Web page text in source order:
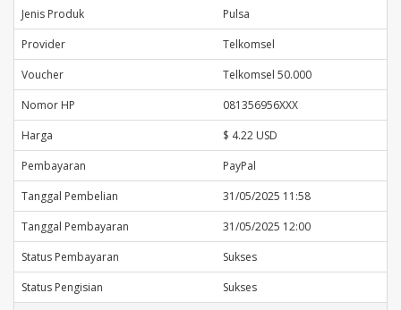
Jenis Produk
Pulsa
Provider
Telkomsel
Voucher
Telkomsel 50.000
Nomor HP
081356956XXX
Harga
$ 4.22 USD
Pembayaran
PayPal
Tanggal Pembelian
31/05/2025 11:58
Tanggal Pembayaran
31/05/2025 12:00
Status Pembayaran
Sukses
Status Pengisian
Sukses